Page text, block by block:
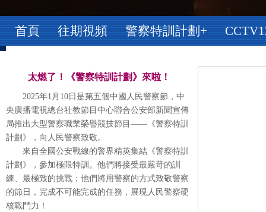
首頁 往期視頻 警察特訓計劃+
太燃了！《警察特訓計劃》來啦！
2025年1月10日是第五個中國人民警察節，中
央廣播電視總台社教節目中心聯合公安部新聞宣傳
局推出大型警察職業榮譽競技節目——《警察特訓
計劃》，向人民警察致敬。
來自全國公安戰線的警界精英集結《警察特訓
計劃》，參加極限特訓。他們將接受最嚴苛的訓
練、最極致的挑戰；他們將用警察的方式致敬警察
的節日，完成不可能完成的任務，展現人民警察硬
核戰鬥力！